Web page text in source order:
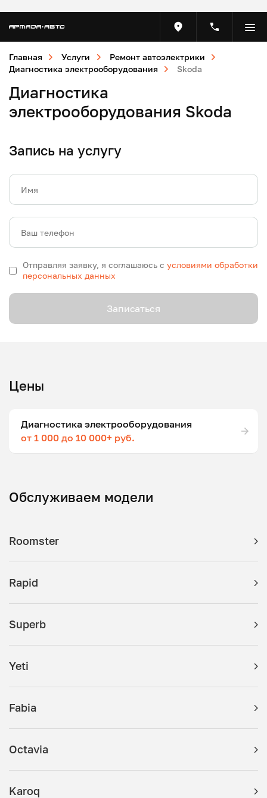
Главная Услуги
Ремонт автоэлектрики
Диагностика электрооборудования
Skoda
Диагностика
электрооборудования Skoda
Запись на услугу
Имя
Ваш телефон
Отправляя заявку, я соглашаюсь с условиями обработки
персональных данных
Записаться
Цены
Диагностика электрооборудования
от 1 000 до 10 000+ руб.
Обслуживаем модели
Roomster
Rapid
Superb
Yeti
Fabia
Octavia
Karoq